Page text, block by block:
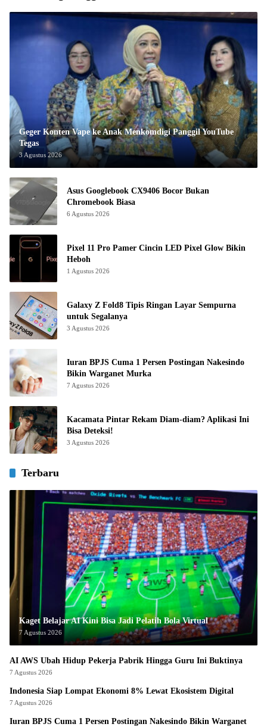
Geger Konten Vape ke Anak Menkomdigi Panggil YouTube
Tegas
3 Agustus 2026
Asus Googlebook CX9406 Bocor Bukan
Chromebook Biasa
6 Agustus 2026
Pixel 11 Pro Pamer Cincin LED Pixel Glow Bikin
Heboh
1 Agustus 2026
Galaxy Z Fold8 Tipis Ringan Layar Sempurna
untuk Segalanya
3 Agustus 2026
Iuran BPJS Cuma 1 Persen Postingan Nakesindo
Bikin Warganet Murka
7 Agustus 2026
Kacamata Pintar Rekam Diam-diam? Aplikasi Ini
Bisa Deteksi!
3 Agustus 2026
Terbaru
Kaget Belajar AI Kini Bisa Jadi Pelatih Bola Virtual
7 Agustus 2026
AI AWS Ubah Hidup Pekerja Pabrik Hingga Guru Ini Buktinya
7 Agustus 2026
Indonesia Siap Lompat Ekonomi 8% Lewat Ekosistem Digital
7 Agustus 2026
Iuran BPJS Cuma 1 Persen Postingan Nakesindo Bikin Warganet